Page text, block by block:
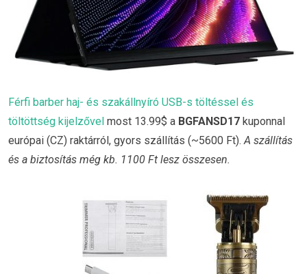
Férfi barber haj- és szakállnyíró USB-s töltéssel és
töltöttség kijelzővel most 13.99$ a BGFANSD17 kuponnal
európai (CZ) raktárról, gyors szállítás (~5600 Ft).A szállítás
és a biztosítás még kb. 1100 Ft lesz összesen.